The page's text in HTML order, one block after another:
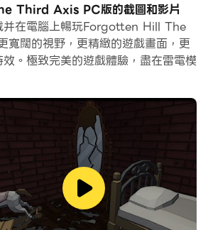
Third Axis PC版的截圖和影片
并在電腦上暢玩Forgotten Hill The
闊的視野，更精緻的遊戲畫面，更
。極致完美的遊戲體驗，盡在雷電模